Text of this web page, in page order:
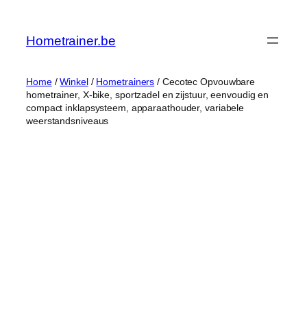
Hometrainer.be
Home/Winkel/ Hometrainers / Cecotec Opvouwbare
hometrainer, X-bike, sportzadel en zijstuur, eenvoudig en
compact inklapsysteem, apparaathouder, variabele
weerstandsniveaus